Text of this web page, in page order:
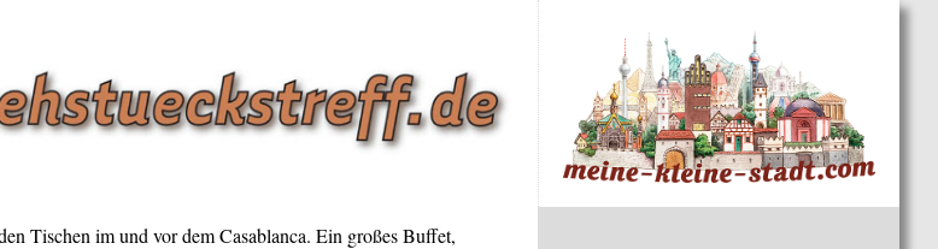
Tischen im und vor dem Casablanca. Ein großes Buffet,